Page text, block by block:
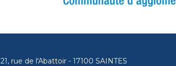
21, rue de l'Abattoir - 17100 SAINTES